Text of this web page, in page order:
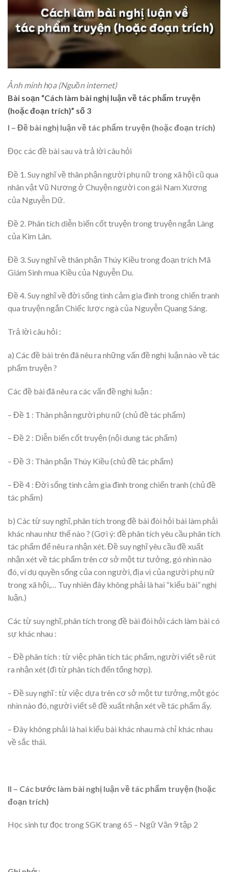
Ảnh minh họa (Nguồn internet)
Bài soạn “Cách làm bài nghị luận về tác phẩm truyện
(hoặc đoạn trích)” số 3
I – Đề bài nghị luận về tác phẩm truyện (hoặc đoạn trích)
Đọc các đề bài sau và trả lời câu hỏi
Đề 1. Suy nghĩ về thân phận người phụ nữ trong xã hội cũ qua
nhân vật Vũ Nương ở Chuyện người con gái Nam Xương
của Nguyễn Dữ.
Đề 2. Phân tích diễn biến cốt truyện trong truyện ngắn Làng
của Kim Lân.
Đề 3. Suy nghĩ về thân phận Thúy Kiều trong đoạn trích Mã
Giám Sinh mua Kiều của Nguyễn Du.
Đề 4. Suy nghĩ về đời sống tình cảm gia đình trong chiến tranh
qua truyện ngắn Chiếc lược ngà của Nguyễn Quang Sáng.
Trả lời câu hỏi :
a) Các đề bài trên đã nêu ra những vấn đề nghị luận nào về tác
phẩm truyện ?
Các đề bài đã nêu ra các vấn đề nghị luận :
– Đề 1 : Thân phận người phụ nữ (chủ đề tác phẩm)
– Đề 2 : Diễn biến cốt truyện (nội dung tác phẩm)
– Đề 3 : Thân phận Thúy Kiều (chủ đề tác phẩm)
– Đề 4 : Đời sống tình cảm gia đình trong chiến tranh (chủ đề
tác phẩm)
b) Các từ suy nghĩ, phân tích trong đề bài đòi hỏi bài làm phải
khác nhau như thế nào ? (Gợi ý: đề phân tích yêu cầu phân tích
tác phẩm để nêu ra nhận xét. Đề suy nghĩ yêu cầu đề xuất
nhận xét về tác phẩm trên cơ sở một tư tưởng, gó nhìn nào
đó, ví dụ quyền sống của con người, địa vị của người phụ nữ
trong xã hội,… Tuy nhiên đây không phải là hai “kiểu bài” nghị
luận.)
Các từ suy nghĩ, phân tích trong đề bài đòi hỏi cách làm bài có
sự khác nhau :
– Đề phân tích : từ việc phân tích tác phẩm, người viết sẽ rút
ra nhận xét (đi từ phân tích đến tổng hợp).
– Đề suy nghĩ : từ việc dựa trên cơ sở một tư tưởng, một góc
nhìn nào đó, người viết sẽ đề xuất nhận xét về tác phẩm ấy.
– Đây không phải là hai kiểu bài khác nhau mà chỉ khác nhau
về sắc thái.
II – Các bước làm bài nghị luận về tác phẩm truyện (hoặc
đoạn trích)
Học sinh tự đọc trong SGK trang 65 – Ngữ Văn 9 tập 2